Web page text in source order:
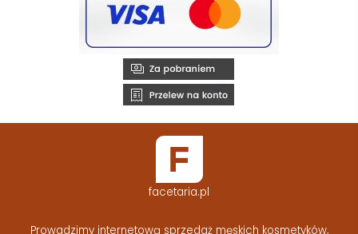
facetaria.pl
Prowadzimy internetową sprzedaż męskich kosmetyków,